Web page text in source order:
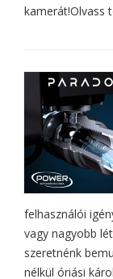
kamerát!Olvass
felhasználói
vagy nagyobb
szeretnénk
nélkül óriási